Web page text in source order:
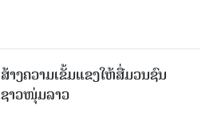
ສ້າງຄວາມເຂັ້ມແຂງໃຫ້ສື່ມວນຊົນ
ຊາວໜຸ່ມລາວ